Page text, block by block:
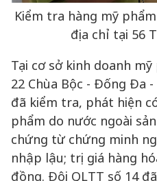
Kiểm tra hàng mỹ
địa chỉ tại 56
Tại cơ sở kinh doanh
22 Chùa Bộc - Đống Đa
đã kiểm tra, phát hiện
phẩm do nước ngoài
chứng từ chứng minh
nhập lậu; trị giá hàng
đồng. Đội QLTT số 14